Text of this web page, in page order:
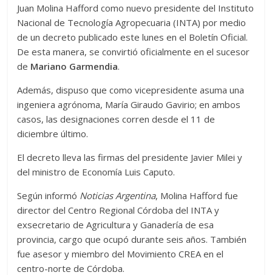
Juan Molina Hafford como nuevo presidente del Instituto
Nacional de Tecnología Agropecuaria (INTA) por medio
de un decreto publicado este lunes en el Boletín Oficial.
De esta manera, se convirtió oficialmente en el sucesor
de Mariano Garmendia.
Además, dispuso que como vicepresidente asuma una
ingeniera agrónoma, María Giraudo Gavirio; en ambos
casos, las designaciones corren desde el 11 de
diciembre último.
El decreto lleva las firmas del presidente Javier Milei y
del ministro de Economía Luis Caputo.
Según informó Noticias Argentina, Molina Hafford fue
director del Centro Regional Córdoba del INTA y
exsecretario de Agricultura y Ganadería de esa
provincia, cargo que ocupó durante seis años. También
fue asesor y miembro del Movimiento CREA en el
centro-norte de Córdoba.